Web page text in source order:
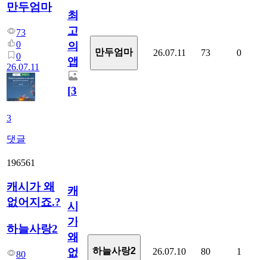
만두엄마
73
0
0
26.07.11
3
댓글
최
고
의
앱.
[3]
만두엄마 26.07.11 73 0
196561
캐시가 왜
없어지죠.?
하늘사랑2
80
캐
시
가
왜
없
하늘사랑2 26.07.10 80 1